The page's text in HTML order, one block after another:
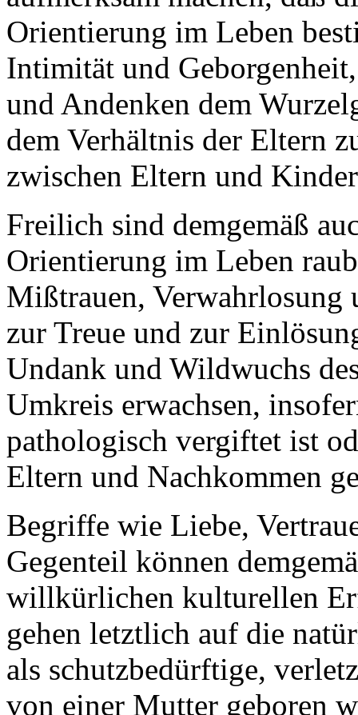
Orientierung im Leben
Intimität und
und Andenken dem
dem Verhältnis der Eltern
zwischen Eltern und
Freilich sind demgemäß
Orientierung im Leben
Mißtrauen,
zur Treue und zur
Undank und Wildwuchs
Umkreis erwachsen,
pathologisch vergiftet ist
Eltern und Nachkommen
Begriffe wie Liebe,
Gegenteil können
willkürlichen kulturellen
gehen letztlich auf die
als schutzbedürftige,
von einer Mutter geboren